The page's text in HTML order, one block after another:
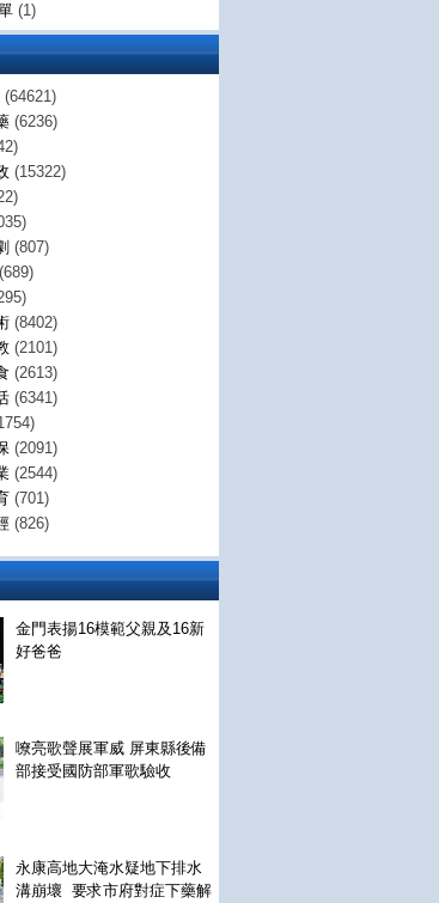
(1)
(64621)
(6236)
(15322)
(807)
(689)
(8402)
(2101)
(2613)
(6341)
(2091)
(2544)
(701)
(826)
金門表揚16模範父親及16新
好爸爸
嘹亮歌聲展軍威 屏東縣後備
部接受國防部軍歌驗收
永康高地大淹水疑地下排水
溝崩壞 要求市府對症下藥解